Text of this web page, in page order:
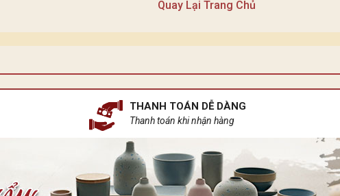
Quay Lại Trang Chủ
THANH TOÁN DỄ DÀNG
Thanh toán khi nhận hàng